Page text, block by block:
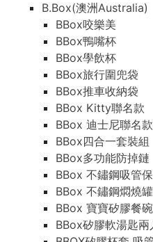
B.Box(澳洲Australia)
BBox咬樂美
BBox鴨嘴杯
BBox學飲杯
BBox旅行圍兜袋
BBox推車收納袋
BBox Kitty聯名款
BBox 迪士尼聯名款
BBox四合一套裝組
BBox多功能防掉鏈
BBox 不鏽鋼吸管
BBox 不鏽鋼燜燒罐
BBox 寶寶矽膠餐
BBox矽膠軟湯匙兩